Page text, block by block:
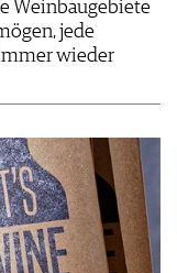
Weinbaugebiete
jede
wieder